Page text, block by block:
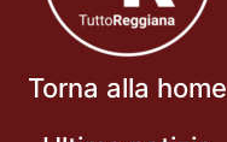
Torna alla home